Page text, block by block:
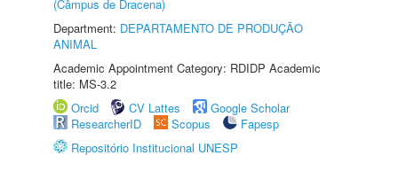
(Câmpus de Dracena)
Department: DEPARTAMENTO DE PRODUÇÃO
ANIMAL
Academic Appointment Category: RDIDP Academic
title: MS-3.2
Orcid
CV Lattes
Google Scholar
ResearcherID
Scopus
Fapesp
Repositório Institucional UNESP